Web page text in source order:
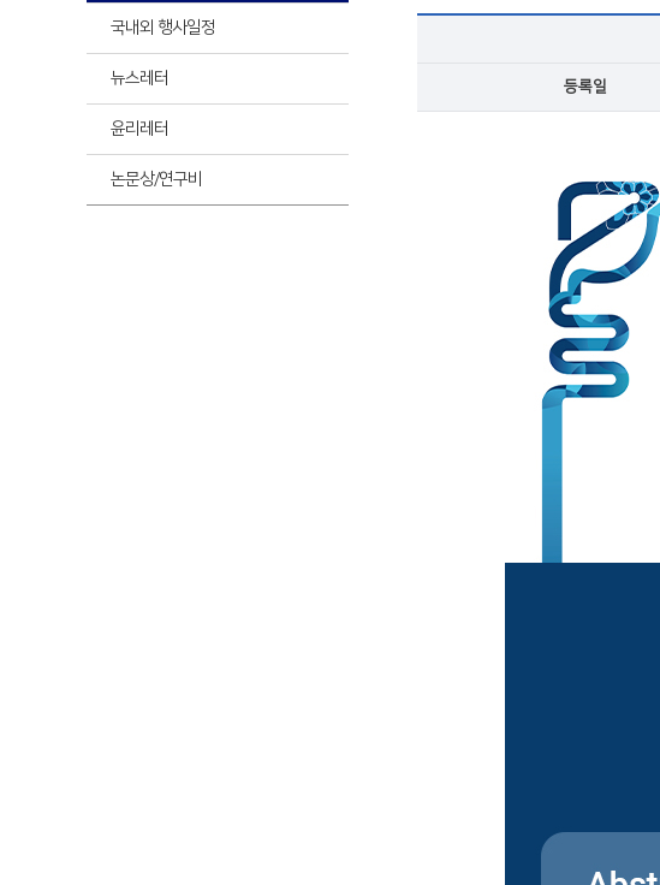
최신VOD
국내외 행사일정
뉴스레터
윤리레터
논문상/연구비
등록일